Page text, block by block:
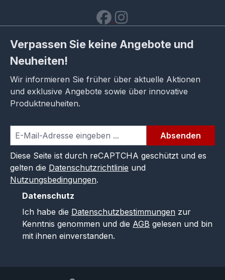
Verpassen Sie keine Angebote und
Neuheiten!
Wir informieren Sie früher über aktuelle Aktionen
und exklusive Angebote sowie über innovative
Produktneuheiten.
Absenden
Diese Seite ist durch reCAPTCHA geschützt und es
gelten die Datenschutzrichtlinie und
Nutzungsbedingungen.
Datenschutz
Ich habe die Datenschutzbestimmungen zur
Kenntnis genommen und die AGB gelesen und bin
mit ihnen einverstanden.